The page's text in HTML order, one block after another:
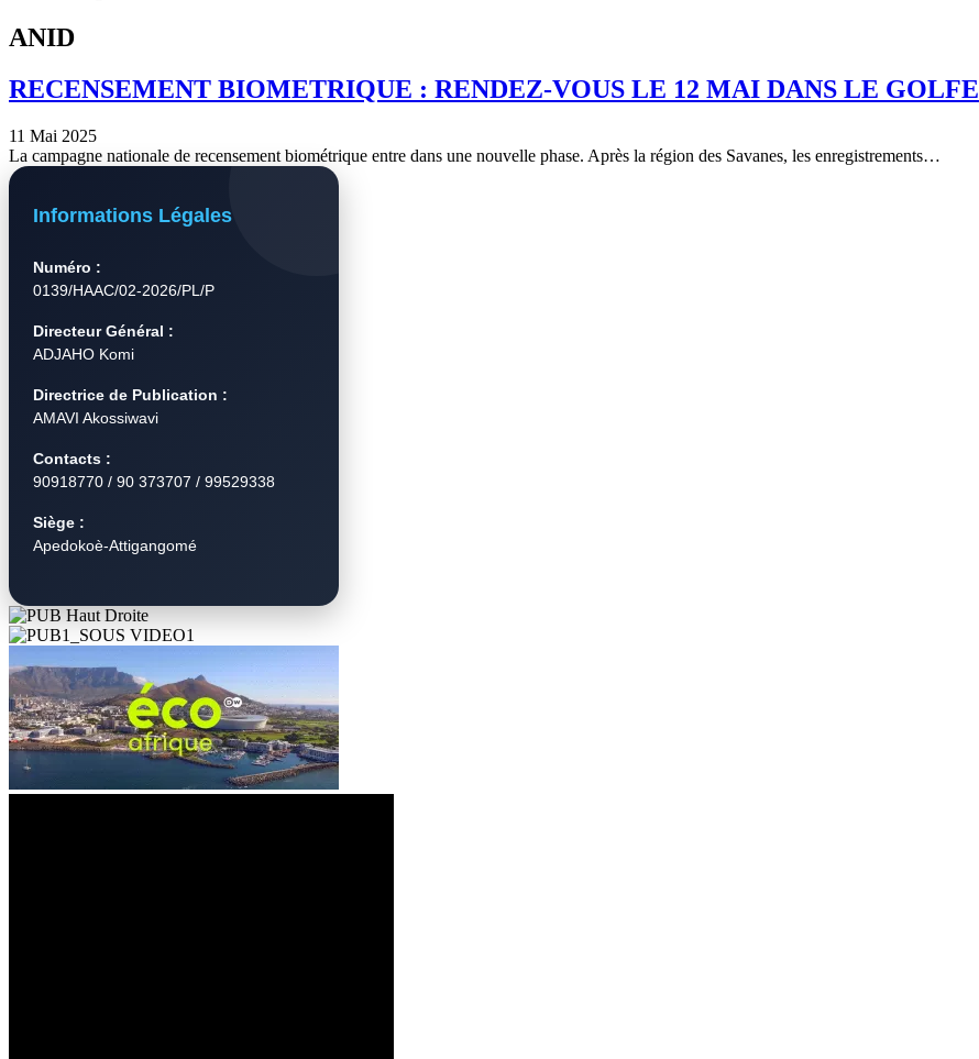
ANID
RECENSEMENT BIOMETRIQUE : RENDEZ-VOUS LE 12 MAI DANS LE GOLFE
11 Mai 2025
La campagne nationale de recensement biométrique entre dans une nouvelle phase. Après la région des Savanes, les enregistrements…
Informations Légales
Numéro :
0139/HAAC/02-2026/PL/P
Directeur Général :
ADJAHO Komi
Directrice de Publication :
AMAVI Akossiwavi
Contacts :
90918770 / 90 373707 / 99529338
Siège :
Apedokoè-Attigangomé